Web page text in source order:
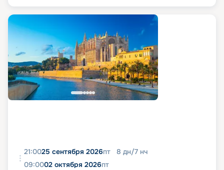
21:0025 сентября 2026пт 8 дн/7 нч
09:0002 октября 2026пт